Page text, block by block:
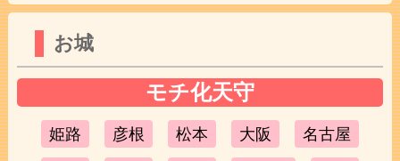
お城
モチ化天守
姫路 彦根 松本 大阪 名古屋